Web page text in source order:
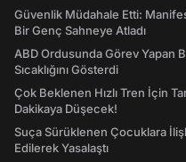
Güvenlik Müdahale Etti:
Bir Genç Sahneye Atladı
ABD Ordusunda Görev Yapan
Sıcaklığını Gösterdi
Çok Beklenen Hızlı Tren İçin
Dakikaya Düşecek!
Suça Sürüklenen Çocuklara
Edilerek Yasalaştı